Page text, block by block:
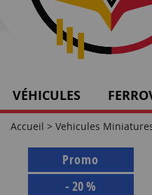
VÉHICULES
Accueil > Vehicules
Promo
-20%